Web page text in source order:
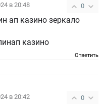
0
в 20:48
ап казино зеркало
казино
Ответить
0
в 20:42